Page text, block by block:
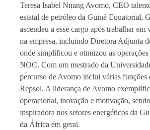
Teresa Isabel Nnang Avomo, CEO
estatal de petróleo da Guiné Equatorial,
ascendeu a esse cargo após trabalhar em
na empresa, incluindo Diretora Adjunta
onde simplificou e otimizou as operações
NOC. Com um mestrado da
percurso de Avomo inclui várias funções
Repsol. A liderança de Avomo
operacional, inovação e motivação,
inspiradora nos setores energéticos da
da África em geral.